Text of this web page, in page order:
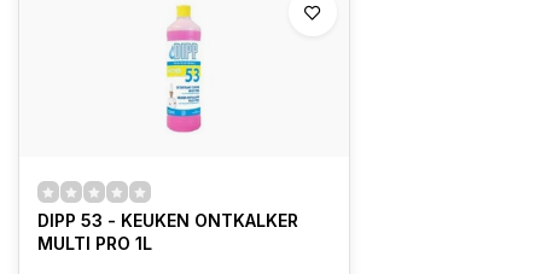
DIPP 53 - KEUKEN ONTKALKER
MULTI PRO 1L